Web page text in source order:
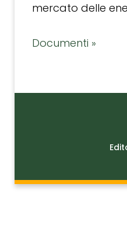
mercato delle
Documenti »